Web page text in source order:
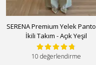
SERENA Premium Yelek
İkili Takım - Açık Yeşil
10 değerlendirme